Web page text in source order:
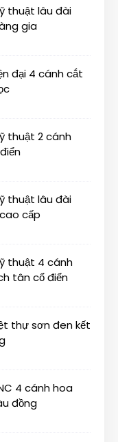
thuật lâu đài
gia
đại 4 cánh cắt
thuật 2 cánh
thuật lâu đài
cấp
thuật 4 cánh
tân cổ điển
thự sơn đen kết
4 cánh hoa
đồng